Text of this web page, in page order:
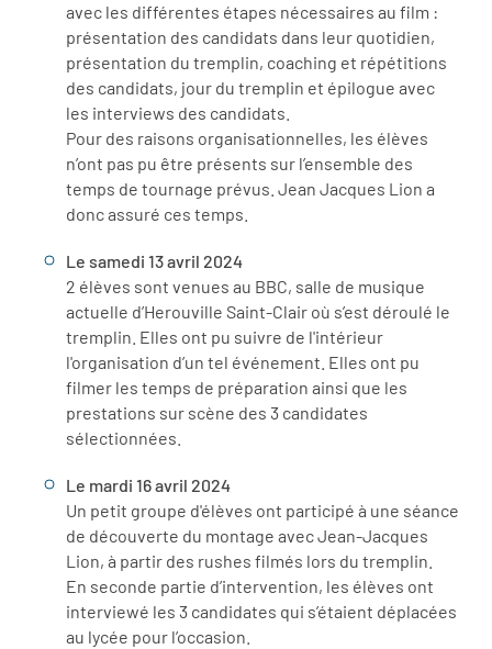
avec les différentes étapes nécessaires au film :
présentation des candidats dans leur quotidien,
présentation du tremplin, coaching et répétitions
des candidats, jour du tremplin et épilogue avec
les interviews des candidats.
Pour des raisons organisationnelles, les élèves
n’ont pas pu être présents sur l’ensemble des
temps de tournage prévus. Jean Jacques Lion a
donc assuré ces temps.
Le samedi 13 avril 2024
2 élèves sont venues au BBC, salle de musique
actuelle d’Herouville Saint-Clair où s’est déroulé le
tremplin. Elles ont pu suivre de l'intérieur
l'organisation d’un tel événement. Elles ont pu
filmer les temps de préparation ainsi que les
prestations sur scène des 3 candidates
sélectionnées.
Le mardi 16 avril 2024
Un petit groupe d'élèves ont participé à une séance
de découverte du montage avec Jean-Jacques
Lion, à partir des rushes filmés lors du tremplin.
En seconde partie d’intervention, les élèves ont
interviewé les 3 candidates qui s’étaient déplacées
au lycée pour l’occasion.